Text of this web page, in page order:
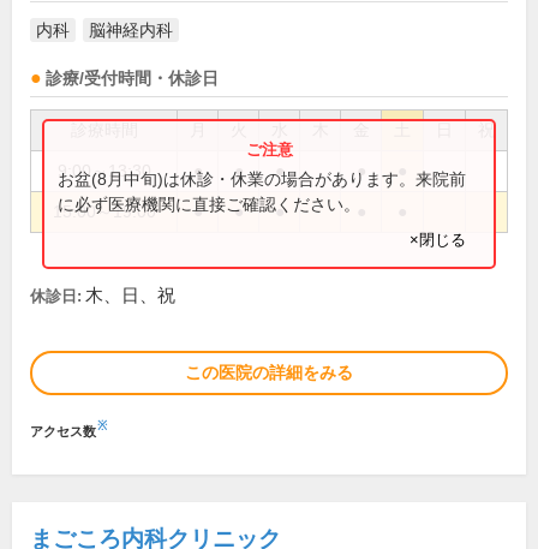
内科 脳神経内科
診療/受付時間・休診日
祝
9:00～13:30 ● ● ● ●
15:00～19:00 ● ● ●
お盆(8月中旬)は休診・休業の場合があります。来院前
に必ず医療機関に直接ご確認ください。
×閉じる
休診日: 木、日、祝
この医院の詳細をみる
アクセス数※
まごころ内科クリニック